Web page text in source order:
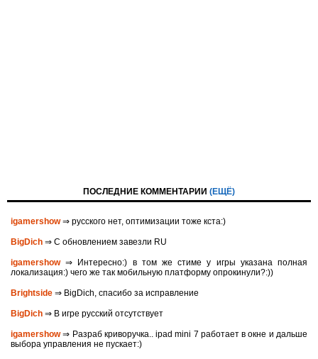
ПОСЛЕДНИЕ КОММЕНТАРИИ (ЕЩЁ)
igamershow⇒ русского нет, оптимизации тоже кста:)
BigDich ⇒ С обновлением завезли RU
igamershow⇒ Интересно:) в том же стиме у игры указана полная
локализация:) чего же так мобильную платформу опрокинули?:))
Brightside ⇒ BigDich, спасибо за исправление
BigDich ⇒ В игре русский отсутствует
igamershow⇒ Разраб криворучка.. ipad mini 7 работает в окне и дальше
выбора управления не пускает:)